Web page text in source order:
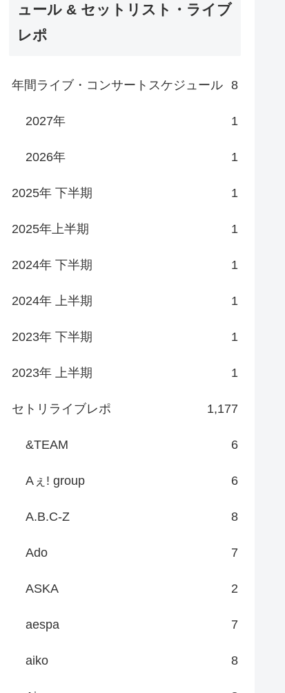
ュール & セットリスト・ライブ
レポ
年間ライブ・コンサートスケジュール 8
2027年 1
2026年 1
2025年 下半期 1
2025年上半期 1
2024年 下半期 1
2024年 上半期 1
2023年 下半期 1
2023年 上半期 1
セトリライブレポ 1,177
&TEAM 6
Aぇ! group 6
A.B.C-Z 8
Ado 7
ASKA 2
aespa 7
aiko 8